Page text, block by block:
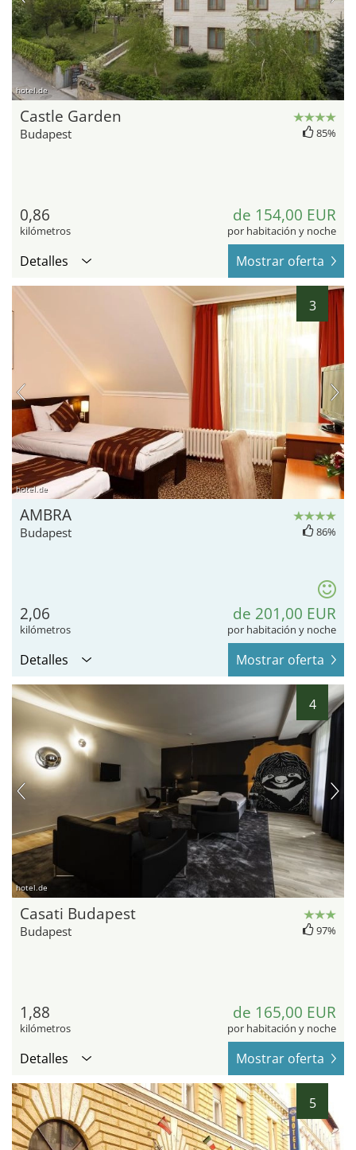
hotel.de
Castle Garden
Budapest 85%
0,86
kilómetros
de 154,00 EUR
por habitación y noche
Detalles Mostrar oferta
3
hotel.de
AMBRA
Budapest 86%
2,06
kilómetros
de 201,00 EUR
por habitación y noche
Detalles Mostrar oferta
4
hotel.de
Casati Budapest
Budapest 97%
1,88
kilómetros
de 165,00 EUR
por habitación y noche
Detalles Mostrar oferta
5